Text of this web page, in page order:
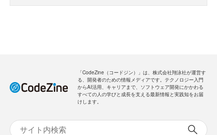
「CodeZine（コードジン）」は、株式会社翔泳社が運営す
る、開発者のための情報メディアです。テクノロジー入門
からAI活用、キャリアまで、ソフトウェア開発にかかわる
すべての人の学びと成長を支える最新情報と実践知をお届
けします。